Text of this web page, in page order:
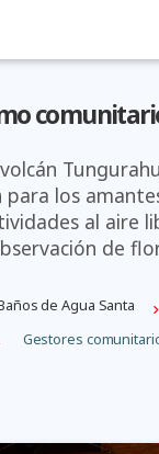
para los
al aire
de
de Agua Santa
Gestores